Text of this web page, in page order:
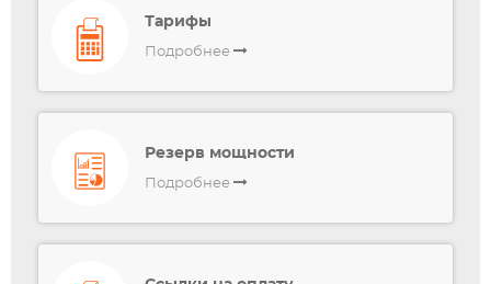
Тарифы
Подробнее
Резерв мощности
Подробнее